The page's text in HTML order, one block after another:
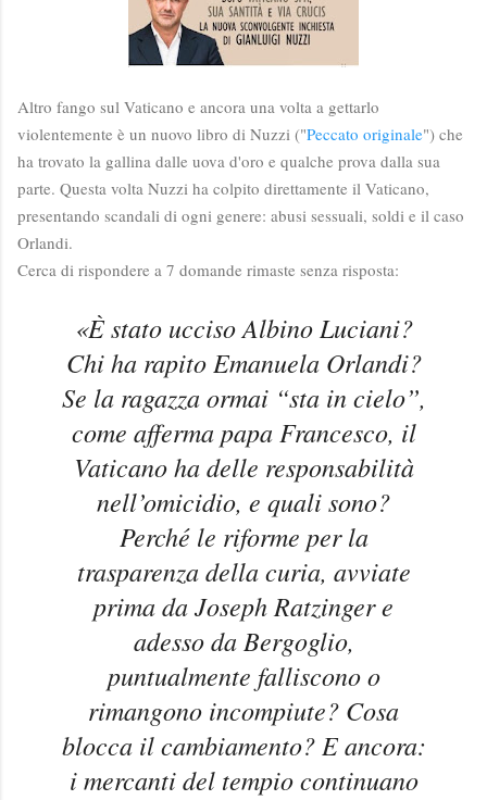
Altro fango sul Vaticano e ancora una volta a gettarlo
violentemente è un nuovo libro di Nuzzi ("Peccato originale") che
ha trovato la gallina dalle uova d'oro e qualche prova dalla sua
parte. Questa volta Nuzzi ha colpito direttamente il Vaticano,
presentando scandali di ogni genere: abusi sessuali, soldi e il caso
Orlandi.
Cerca di rispondere a 7 domande rimaste senza risposta:
«È stato ucciso Albino Luciani?
Chi ha rapito Emanuela Orlandi?
Se la ragazza ormai “sta in cielo”,
come afferma papa Francesco, il
Vaticano ha delle responsabilità
nell’omicidio, e quali sono?
Perché le riforme per la
trasparenza della curia, avviate
prima da Joseph Ratzinger e
adesso da Bergoglio,
puntualmente falliscono o
rimangono incompiute? Cosa
blocca il cambiamento? E ancora:
i mercanti del tempio continuano